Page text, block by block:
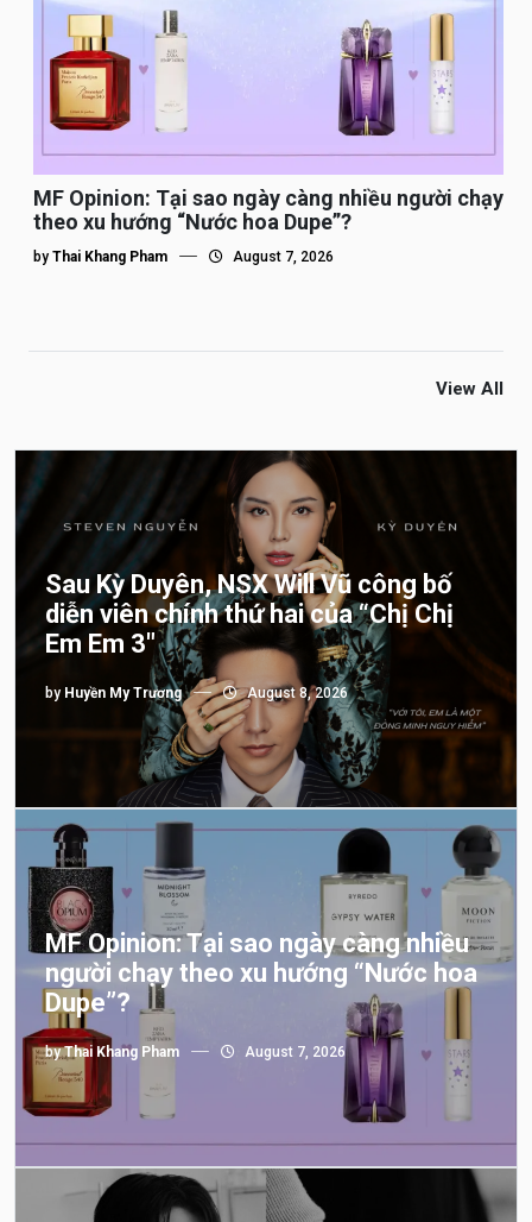
MF Opinion: Tại sao ngày càng nhiều người chạy
theo xu hướng “Nước hoa Dupe”?
by Thai Khang Pham August 7, 2026
View All
Sau Kỳ Duyên, NSX Will Vũ công bố
diễn viên chính thứ hai của “Chị Chị
Em Em 3″
by Huyền My Trương August 8, 2026
MF Opinion: Tại sao ngày càng nhiều
người chạy theo xu hướng “Nước hoa
Dupe”?
byThai Khang Pham August 7, 2026